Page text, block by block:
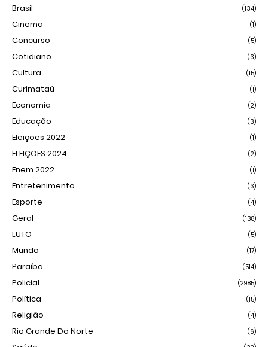
Brasil (134)
Cinema (1)
Concurso (5)
Cotidiano (3)
Cultura (15)
Curimataú (1)
Economia (2)
Educação (3)
Eleições 2022 (1)
ELEIÇÕES 2024 (2)
Enem 2022 (1)
Entretenimento (3)
Esporte (4)
Geral (138)
LUTO (5)
Mundo (17)
Paraíba (514)
Policial (2985)
Política (15)
Religião (4)
Rio Grande Do Norte (6)